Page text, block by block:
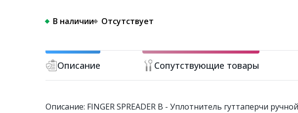
В наличии Отсутствует
Описание Сопутствующие товары
Описание: FINGER SPREADER В - Уплотнитель гуттаперчи